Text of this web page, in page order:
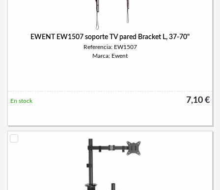
EWENT EW1507 soporte TV pared Bracket L, 37-70"
Referencia: EW1507
Marca: Ewent
7,10 €
En stock